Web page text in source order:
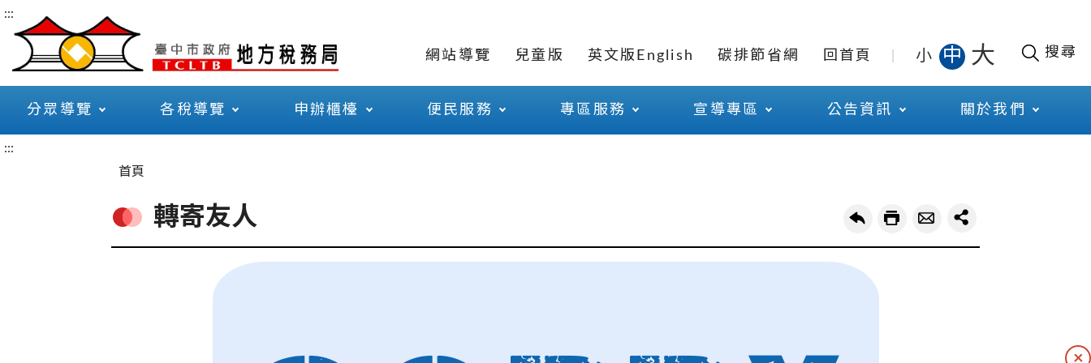
:::
網站導覽 兒童版 英文版English 碳排節省網 回首頁 小 中 大 搜尋
分眾導覽 各稅導覽 申辦櫃檯 便民服務 專區服務 宣導專區 公告資訊 關於我們
:::
首頁
轉寄友人